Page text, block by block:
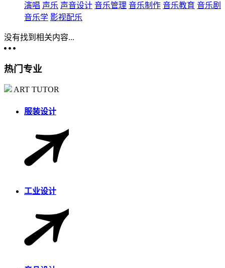
演唱 声乐 声音设计 音乐管理 音乐制作 音乐教育 音乐剧
音乐学 影视配乐
没有找到相关内容...
热门专业
ART TUTOR
服装设计
工业设计